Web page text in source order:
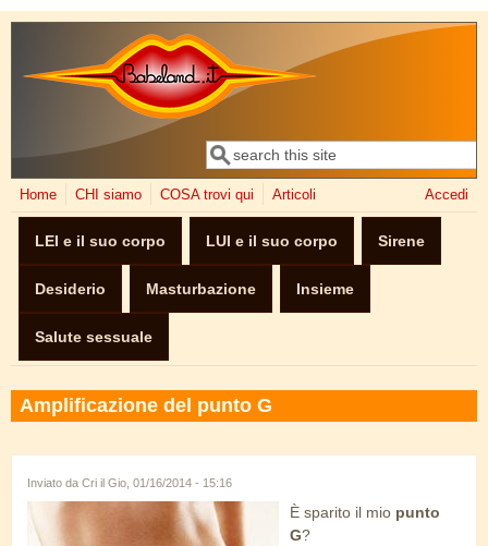
Salta al contenuto principale
Form di ricerca
Cerca
Home CHI siamo COSA trovi qui Articoli Accedi
LEI e il suo corpo LUI e il suo corpo Sirene
Desiderio Masturbazione Insieme
Salute sessuale
Amplificazione del punto G
Inviato da Cri il Gio, 01/16/2014 - 15:16
punto_g_amplificazione.jpg
È sparito il mio punto
G?